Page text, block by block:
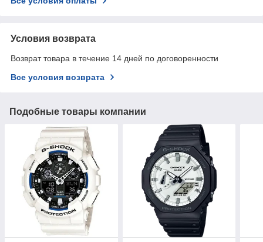
Условия возврата
Возврат товара в течение 14 дней по договоренности
Все условия возврата
Подобные товары компании